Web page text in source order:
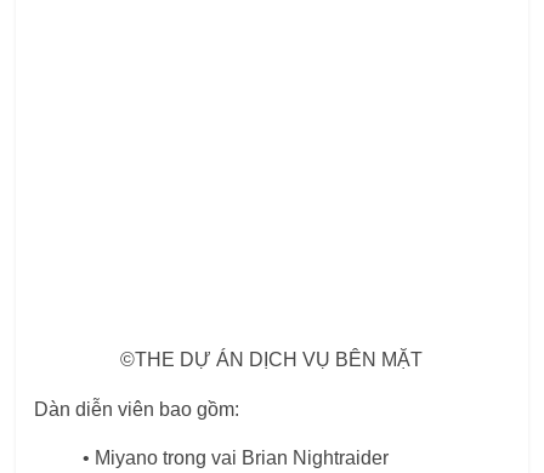
©THE DỰ ÁN DỊCH VỤ BÊN MẶT
Dàn diễn viên bao gồm:
• Miyano trong vai Brian Nightraider